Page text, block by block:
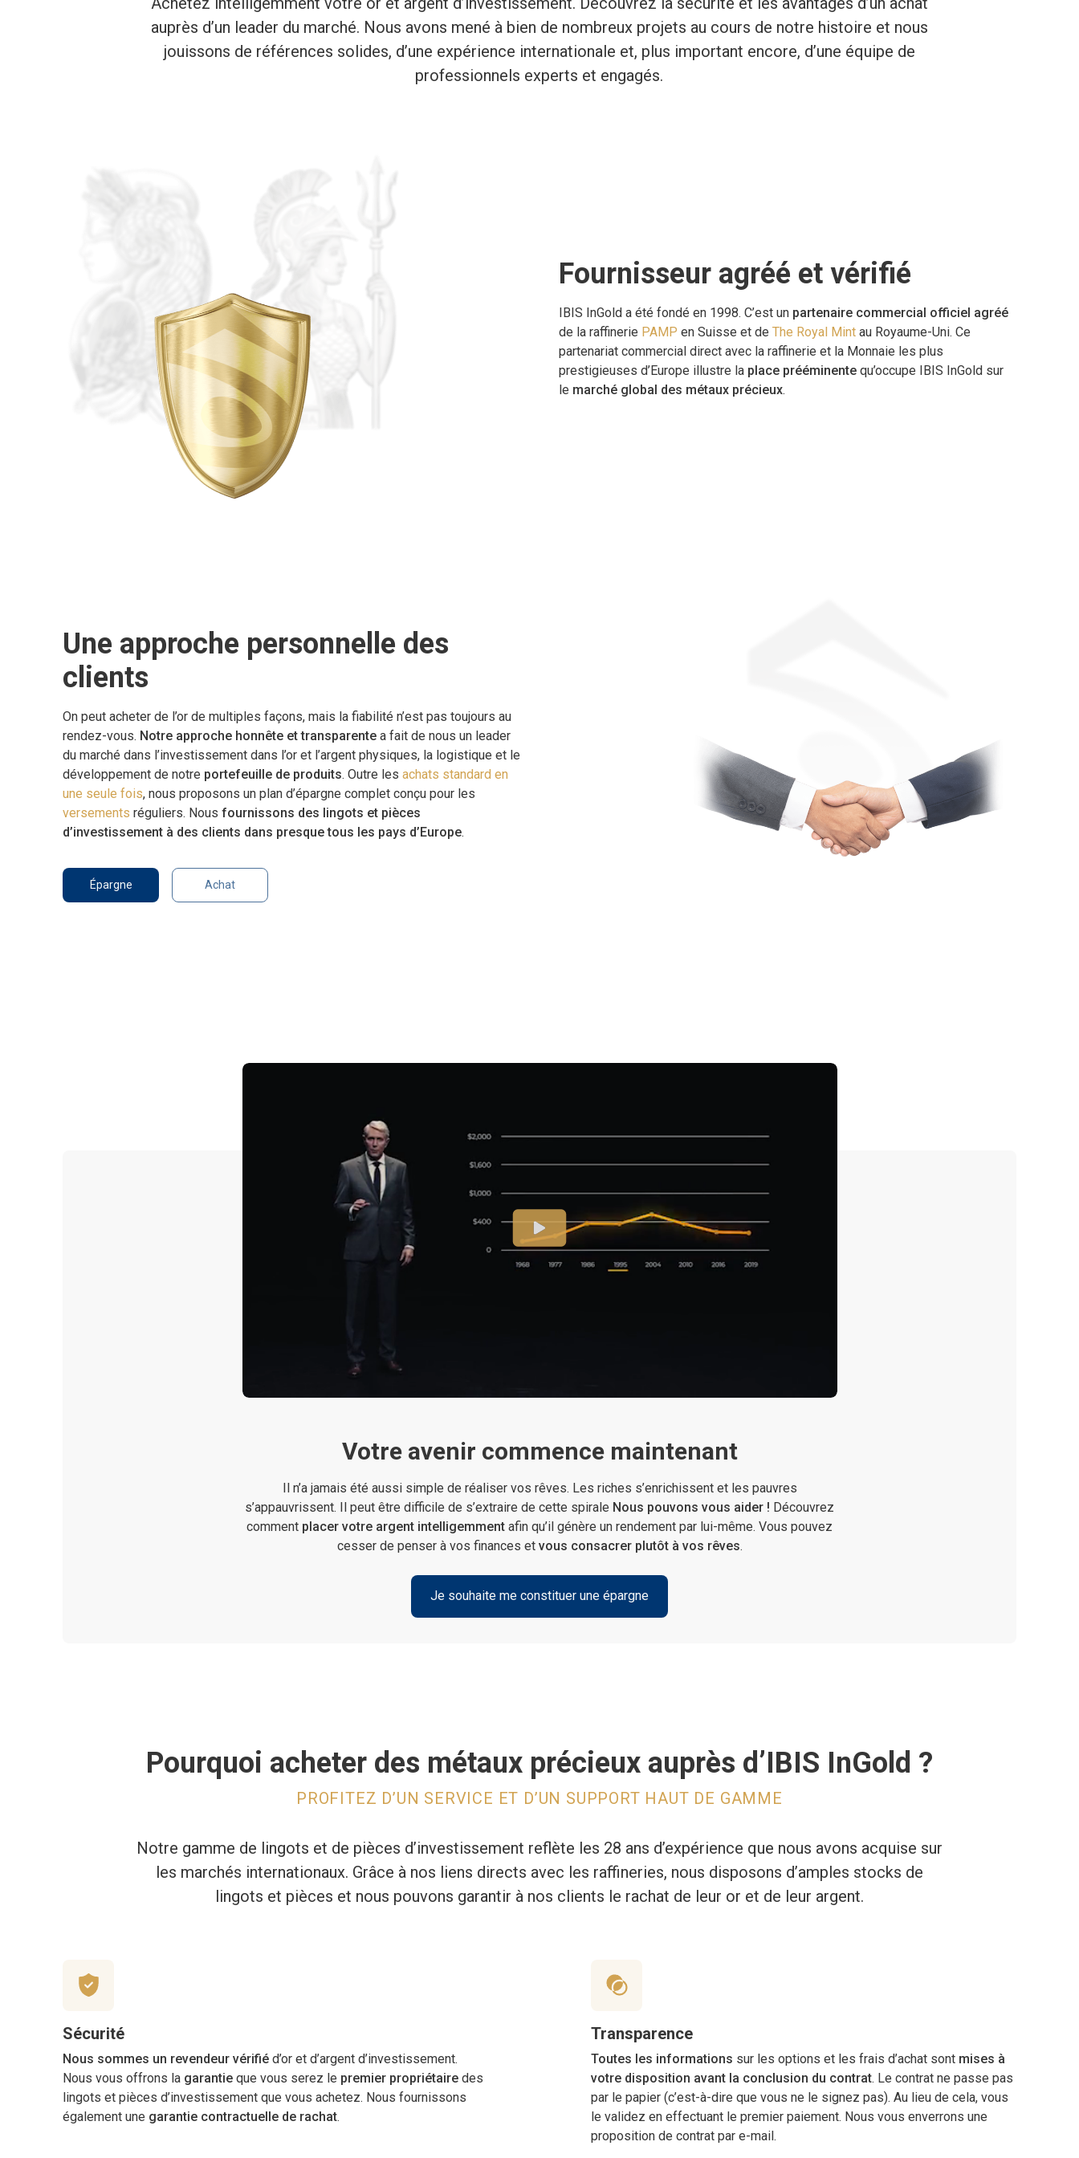
auprès d’un leader du marché. Nous avons mené à bien de nombreux projets au cours de notre histoire et nous
jouissons de références solides, d’une expérience internationale et, plus important encore, d’une équipe de
professionnels experts et engagés.
Fournisseur agréé et vérifié
IBIS InGold a été fondé en 1998. C’est un partenaire commercial officiel agréé
de la raffinerie PAMP en Suisse et de The Royal Mintau Royaume-Uni. Ce
partenariat commercial direct avec la raffinerie et la Monnaie les plus
prestigieuses d’Europe illustre la place prééminentequ’occupe IBIS InGold sur
le marché global des métaux précieux.
Une approche personnelle des
clients
On peut acheter de l’or de multiples façons, mais la fiabilité n’est pas toujours au
rendez-vous. Notre approche honnête et transparente a fait de nous un leader
du marché dans l’investissement dans l’or et l’argent physiques, la logistique et le
développement de notre portefeuille de produits. Outre les achats standard en
une seule fois, nous proposons un plan d’épargne complet conçu pour les
versements réguliers. Nous fournissons des lingots et pièces
d’investissement à des clients dans presque tous les pays d’Europe.
Épargne Achat
Votre avenir commence maintenant
Il n’a jamais été aussi simple de réaliser vos rêves. Les riches s’enrichissent et les pauvres
s’appauvrissent. Il peut être difficile de s’extraire de cette spirale Nous pouvons vous aider ! Découvrez
comment placer votre argent intelligemment afin qu’il génère un rendement par lui-même. Vous pouvez
cesser de penser à vos finances et vous consacrer plutôt à vos rêves.
Je souhaite me constituer une épargne
Pourquoi acheter des métaux précieux auprès d’IBIS InGold ?
PROFITEZ D’UN SERVICE ET D’UN SUPPORT HAUT DE GAMME
Notre gamme de lingots et de pièces d’investissement reflète les 28 ans d’expérience que nous avons acquise sur
les marchés internationaux. Grâce à nos liens directs avec les raffineries, nous disposons d’amples stocks de
lingots et pièces et nous pouvons garantir à nos clients le rachat de leur or et de leur argent.
Sécurité
Nous sommes un revendeur vérifié d’or et d’argent d’investissement.
Nous vous offrons la garantie que vous serez le premier propriétaire des
lingots et pièces d’investissement que vous achetez. Nous fournissons
également une garantie contractuelle de rachat.
Transparence
Toutes les informations sur les options et les frais d’achat sont mises à
votre disposition avant la conclusion du contrat. Le contrat ne passe pas
par le papier (c’est-à-dire que vous ne le signez pas). Au lieu de cela, vous
le validez en effectuant le premier paiement. Nous vous enverrons une
proposition de contrat par e-mail.